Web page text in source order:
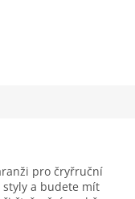
pro čryřruční
styly a budete mít